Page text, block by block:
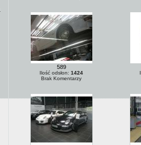
589
Ilość odsłon: 1424
Brak Komentarzy